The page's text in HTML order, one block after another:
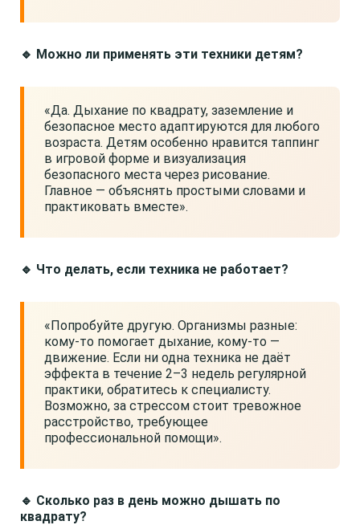
🔹 Можно ли применять эти техники детям?
«Да. Дыхание по квадрату, заземление и
безопасное место адаптируются для любого
возраста. Детям особенно нравится таппинг
в игровой форме и визуализация
безопасного места через рисование.
Главное — объяснять простыми словами и
практиковать вместе».
🔹 Что делать, если техника не работает?
«Попробуйте другую. Организмы разные:
кому-то помогает дыхание, кому-то —
движение. Если ни одна техника не даёт
эффекта в течение 2–3 недель регулярной
практики, обратитесь к специалисту.
Возможно, за стрессом стоит тревожное
расстройство, требующее
профессиональной помощи».
🔹 Сколько раз в день можно дышать по
квадрату?